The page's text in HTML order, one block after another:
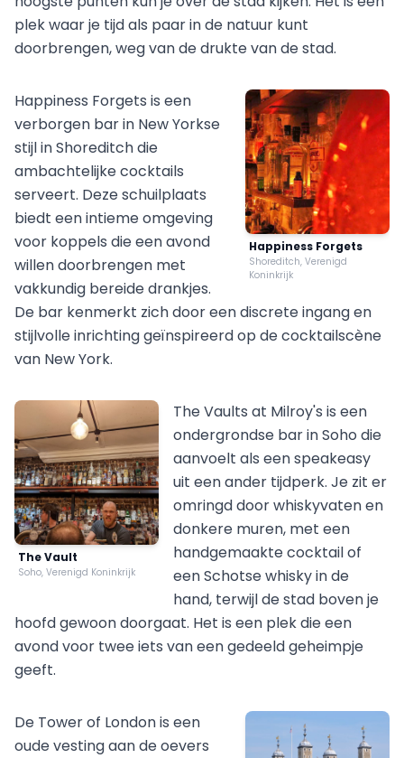
plek waar je tijd als paar in de natuur kunt
doorbrengen, weg van de drukte van de stad.
Happiness Forgets
Shoreditch, Verenigd
Koninkrijk
Happiness Forgets is een
verborgen bar in New Yorkse
stijl in Shoreditch die
ambachtelijke cocktails
serveert. Deze schuilplaats
biedt een intieme omgeving
voor koppels die een avond
willen doorbrengen met
vakkundig bereide drankjes.
De bar kenmerkt zich door een discrete ingang en
stijlvolle inrichting geïnspireerd op de cocktailscène
van New York.
The Vault
Soho, Verenigd Koninkrijk
The Vaults at Milroy's is een
ondergrondse bar in Soho die
aanvoelt als een speakeasy
uit een ander tijdperk. Je zit er
omringd door whiskyvaten en
donkere muren, met een
handgemaakte cocktail of
een Schotse whisky in de
hand, terwijl de stad boven je
hoofd gewoon doorgaat. Het is een plek die een
avond voor twee iets van een gedeeld geheimpje
geeft.
De Tower of London is een
oude vesting aan de oevers